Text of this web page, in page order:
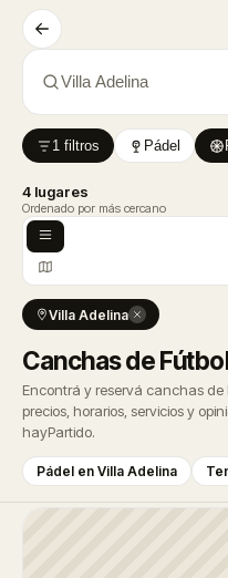
Villa Adelina
1 filtros Pádel
4 lugares
Ordenado por más cercano
Villa Adelina
Canchas de
Encontrá y reservá canchas de
precios, horarios, servicios y
hayPartido.
Pádel en Villa Adelina